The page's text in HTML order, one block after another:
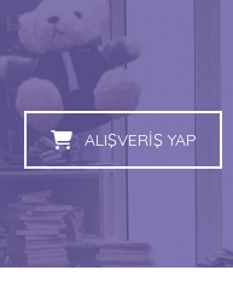
ALIŞVERİŞ YAP